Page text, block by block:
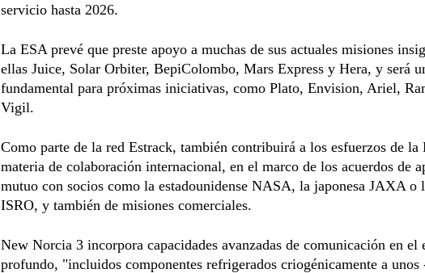
servicio hasta 2026.
La ESA prevé que preste apoyo a muchas de sus actuales misiones
ellas Juice, Solar Orbiter, BepiColombo, Mars Express y Hera, y será
fundamental para próximas iniciativas, como Plato, Envision, Ariel,
Vigil.
Como parte de la red Estrack, también contribuirá a los esfuerzos de la
materia de colaboración internacional, en el marco de los acuerdos de
mutuo con socios como la estadounidense NASA, la japonesa JAXA o
ISRO, y también de misiones comerciales.
New Norcia 3 incorpora capacidades avanzadas de comunicación en el
profundo, "incluidos componentes refrigerados criogénicamente a unos